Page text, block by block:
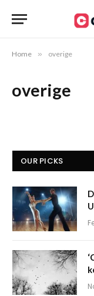
Home » overige
overige
OUR PICKS